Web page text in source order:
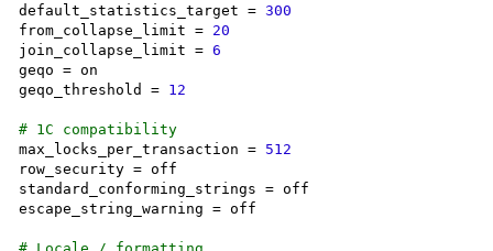
default_statistics_target = 300
from_collapse_limit = 20
join_collapse_limit = 6
geqo = on
geqo_threshold = 12
# 1C compatibility
max_locks_per_transaction = 512
row_security = off
standard_conforming_strings = off
escape_string_warning = off